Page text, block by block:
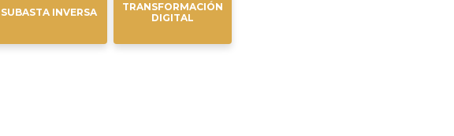
SUBASTA INVERSA
TRANSFORMACIÓN
DIGITAL